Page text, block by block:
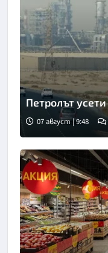
Петролът
07 август | 9:48